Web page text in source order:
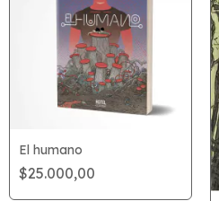
El humano
$25.000,00